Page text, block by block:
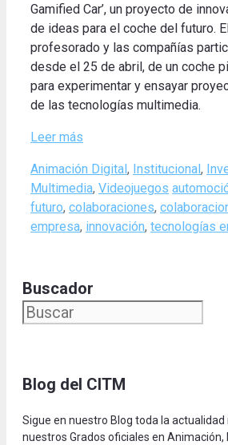
Gamified Car’, un proyecto de
de ideas para el coche del futuro.
profesorado y las compañías
desde el 25 de abril, de un coche
para experimentar y ensayar
de las tecnologías multimedia.
Leer más
Categories
Animación Digital, Institucional,
Multimedia, Videojuegos Tags
futuro, colaboraciones,
empresa, innovación, tecnologías
Buscador
Blog del CITM
Sigue en nuestro Blog toda la actualidad
nuestros Grados oficiales en